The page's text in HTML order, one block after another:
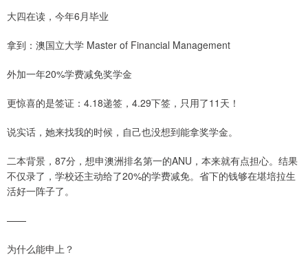
大四在读，今年6月毕业
拿到：澳国立大学 Master of Financial Management
外加一年20%学费减免奖学金
更惊喜的是签证：4.18递签，4.29下签，只用了11天！
说实话，她来找我的时候，自己也没想到能拿奖学金。
二本背景，87分，想申澳洲排名第一的ANU，本来就有点担心。结果
不仅录了，学校还主动给了20%的学费减免。省下的钱够在堪培拉生
活好一阵子了。
——
为什么能申上？